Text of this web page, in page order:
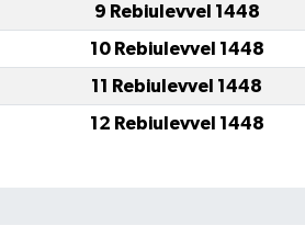
9 Rebiulevvel 1448
10 Rebiulevvel 1448
11 Rebiulevvel 1448
12 Rebiulevvel 1448